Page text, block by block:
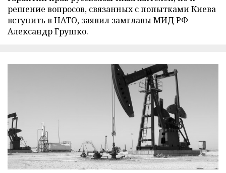
решение вопросов, связанных с попытками Киева
вступить в НАТО, заявил замглавы МИД РФ
Александр Грушко.